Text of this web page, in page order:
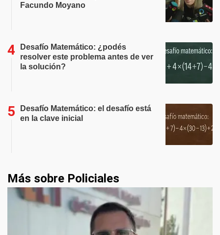
Facundo Moyano
Desafío Matemático: ¿podés
resolver este problema antes de ver
la solución?
Desafío Matemático: el desafío está
en la clave inicial
Más sobre Policiales